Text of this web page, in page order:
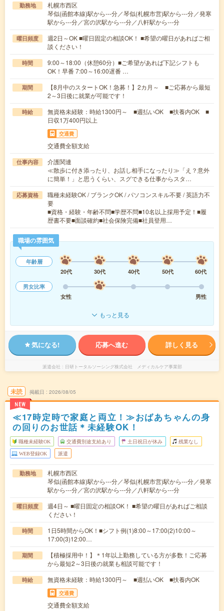
勤務地
札幌市西区
琴似(函館本線)駅から---分／琴似(札幌市営)駅から---分／発寒
駅から---分／宮の沢駅から---分／八軒駅から---分
曜日頻度
週2日～OK ■曜日固定の相談OK！ ■希望の曜日があればご相
談ください！
時間
9:00～18:00（休憩60分）■ご希望があれば下記シフトも
OK！早番 7:00～16:00遅番 …
期間
【8月中のスタートOK！急募！】2カ月～ ■ご応募から最短
2～3日後に就業が可能です！
時給
無資格未経験：時給1300円～ ■週払いOK ■扶養内OK ■
日収1万400円以上
交通費
交通費全額支給
仕事内容
介護関連
≪散歩に付き添ったり、お話し相手になったり≫「え？意外
に簡単！」と思うくらい、スグできる仕事からスタ…
応募資格
職種未経験OK / ブランクOK / パソコンスキル不要 / 英語力不
要
■資格・経験・年齢不問■学歴不問■10名以上採用予定！■履
歴書不要■面談確約■社会保険完備■社員登用…
職場の雰囲気
年齢層
20代
30代 40代 50代
60代
男女比率
女性
男性
もっと見る
気になる! 応募へ進む 詳しく見る
派遣会社 日研トータルソーシング株式会社 メディカルケア事業部
未読
NEW
掲載日 2026/08/05
≪17時定時で家庭と両立！≫おばあちゃんの身
の回りのお世話＊未経験OK！
職種未経験OK 交通費別途支給あり 土日祝日が休み 残業なし
WEB登録OK 派遣
勤務地
札幌市西区
琴似(函館本線)駅から---分／琴似(札幌市営)駅から---分／発寒
駅から---分／宮の沢駅から---分／八軒駅から---分
曜日頻度
週4日～ ■曜日固定の相談OK！ ■希望の曜日があればご相談
ください！
時間
1日5時間からOK！■シフト例(1)8:00～17:00(2)10:00～
17:00(3)12:00…
期間
【積極採用中！】＊1年以上勤務している方が多数！ご応募
から最短2～3日後の就業も相談可能です！
時給 無資格未経験：時給1300円～ ■週払いOK ■扶養内OK
交通費
交通費全額支給